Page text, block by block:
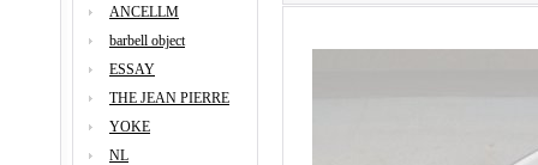
ANCELLM
barbell object
ESSAY
THE JEAN PIERRE
YOKE
NL